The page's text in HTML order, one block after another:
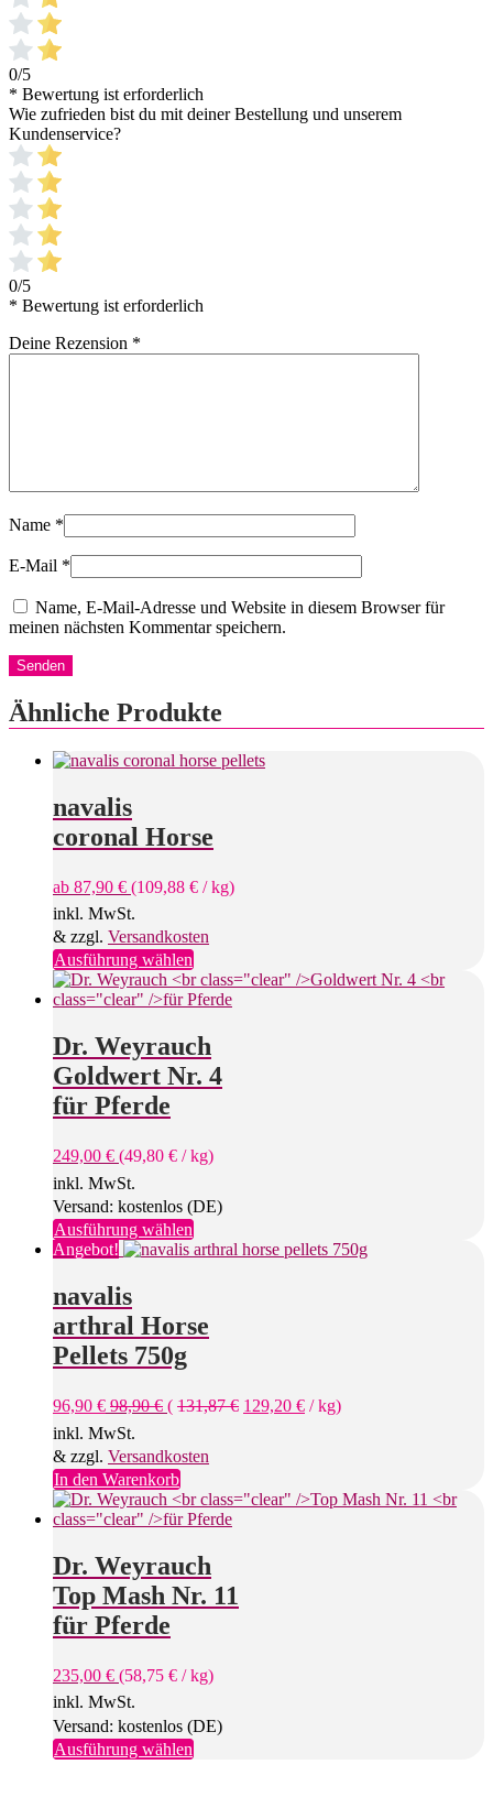
0/5
* Bewertung ist erforderlich
Wie zufrieden bist du mit deiner Bestellung und unserem
Kundenservice?
0/5
* Bewertung ist erforderlich
Deine Rezension *
Name *
E-Mail *
Name, E-Mail-Adresse und Website in diesem Browser für
meinen nächsten Kommentar speichern.
Ähnliche Produkte
navalis
coronal Horse
ab 87,90 € (109,88 € /kg)
inkl. MwSt.
& zzgl. Versandkosten
Ausführung wählenDieses
Produkt
weist
Varianten
auf.
Die
der
gewählt
werden
Dr. Weyrauch
Goldwert Nr. 4
für Pferde
249,00 € (49,80 € /kg)
inkl. MwSt.
Versand: kostenlos (DE)
Ausführung wählenDieses
Produkt
auf.
auf
gewählt
Angebot!
navalis
arthral Horse
Pellets 750g
96,90 € 98,90€ ( 131,87€ 129,20 € /kg)
inkl. MwSt.
& zzgl. Versandkosten
In den Warenkorb
Dr. Weyrauch
Top Mash Nr. 11
für Pferde
235,00 € (58,75 € /kg)
inkl. MwSt.
Versand: kostenlos (DE)
Ausführung wählenDieses